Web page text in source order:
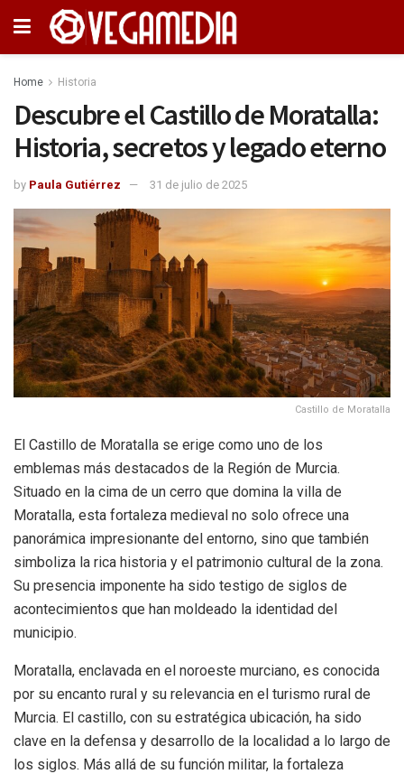
Home Historia
Descubre el Castillo de Moratalla:
Historia, secretos y legado eterno
by Paula Gutiérrez 31 de julio de 2025
Castillo de Moratalla
El Castillo de Moratalla se erige como uno de los
emblemas más destacados de la Región de Murcia.
Situado en la cima de un cerro que domina la villa de
Moratalla, esta fortaleza medieval no solo ofrece una
panorámica impresionante del entorno, sino que también
simboliza la rica historia y el patrimonio cultural de la zona.
Su presencia imponente ha sido testigo de siglos de
acontecimientos que han moldeado la identidad del
municipio.
Moratalla, enclavada en el noroeste murciano, es conocida
por su encanto rural y su relevancia en el turismo rural de
Murcia. El castillo, con su estratégica ubicación, ha sido
clave en la defensa y desarrollo de la localidad a lo largo de
los siglos. Más allá de su función militar, la fortaleza